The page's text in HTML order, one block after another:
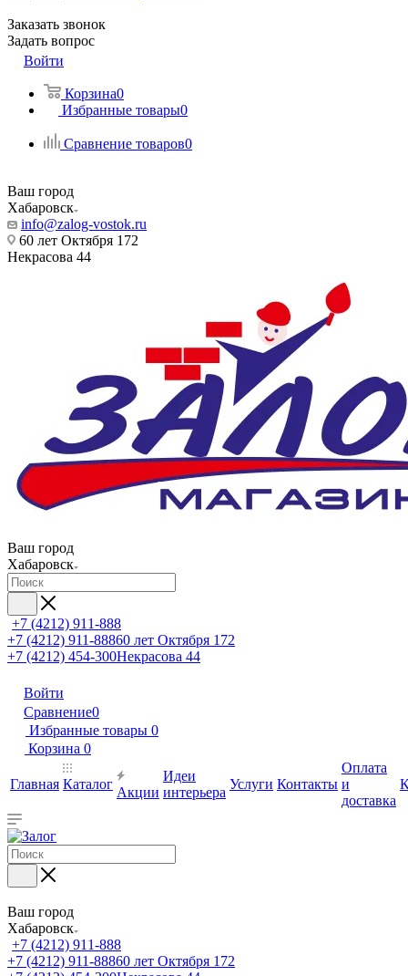
Заказать звонок
Задать вопрос
Войти
Корзина0
Избранные товары0
Сравнение товаров0
Ваш город
Хабаровск
info@zalog-vostok.ru
60 лет Октября 172
Некрасова 44
Ваш город
Хабаровск
+7 (4212) 911-888
+7 (4212) 911-88860 лет Октября 172
+7 (4212) 454-300Некрасова 44
Войти
Сравнение0
Избранные товары 0
Корзина 0
Главная Каталог
Акции
Идеи
интерьера
Услуги Контакты
Оплата
и
доставка
Ваш город
Хабаровск
+7 (4212) 911-888
+7 (4212) 911-88860 лет Октября 172